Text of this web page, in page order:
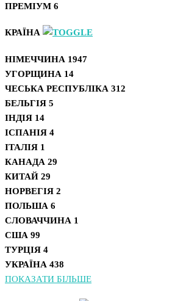
ПРЕМІУМ 6
КРАЇНА
НІМЕЧЧИНА 1947
УГОРЩИНА 14
ЧЕСЬКА РЕСПУБЛІКА 312
БЕЛЬГІЯ 5
ІНДІЯ 14
ІСПАНІЯ 4
ІТАЛІЯ 1
КАНАДА 29
КИТАЙ 29
НОРВЕГІЯ 2
ПОЛЬША 6
СЛОВАЧЧИНА 1
США 99
ТУРЦІЯ 4
УКРАЇНА 438
ПОКАЗАТИ БІЛЬШЕ